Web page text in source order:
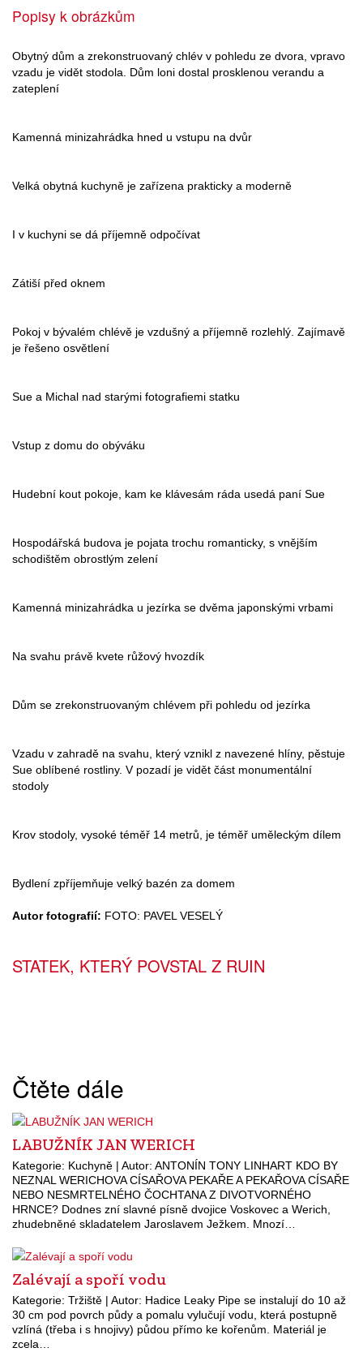
Popisy k obrázkům
Obytný dům a zrekonstruovaný chlév v pohledu ze dvora, vpravo
vzadu je vidět stodola. Dům loni dostal prosklenou verandu a
zateplení
Kamenná minizahrádka hned u vstupu na dvůr
Velká obytná kuchyně je zařízena prakticky a moderně
I v kuchyni se dá příjemně odpočívat
Zátiší před oknem
Pokoj v bývalém chlévě je vzdušný a příjemně rozlehlý. Zajímavě
je řešeno osvětlení
Sue a Michal nad starými fotografiemi statku
Vstup z domu do obýváku
Hudební kout pokoje, kam ke klávesám ráda usedá paní Sue
Hospodářská budova je pojata trochu romanticky, s vnějším
schodištěm obrostlým zelení
Kamenná minizahrádka u jezírka se dvěma japonskými vrbami
Na svahu právě kvete růžový hvozdík
Dům se zrekonstruovaným chlévem při pohledu od jezírka
Vzadu v zahradě na svahu, který vznikl z navezené hlíny, pěstuje
Sue oblíbené rostliny. V pozadí je vidět část monumentální
stodoly
Krov stodoly, vysoké téměř 14 metrů, je téměř uměleckým dílem
Bydlení zpříjemňuje velký bazén za domem
Autor fotografií: FOTO: PAVEL VESELÝ
STATEK, KTERÝ POVSTAL Z RUIN
Čtěte dále
LABUŽNÍK JAN WERICH
Kategorie: Kuchyně | Autor: ANTONÍN TONY LINHART KDO BY
NEZNAL WERICHOVA CÍSAŘOVA PEKAŘE A PEKAŘOVA CÍSAŘE
NEBO NESMRTELNÉHO ČOCHTANA Z DIVOTVORNÉHO
HRNCE? Dodnes zní slavné písně dvojice Voskovec a Werich,
zhudebněné skladatelem Jaroslavem Ježkem. Mnozí…
Zalévají a spoří vodu
Kategorie: Tržiště | Autor: Hadice Leaky Pipe se instalují do 10 až
30 cm pod povrch půdy a pomalu vylučují vodu, která postupně
vzlíná (třeba i s hnojivy) půdou přímo ke kořenům. Materiál je
zcela…